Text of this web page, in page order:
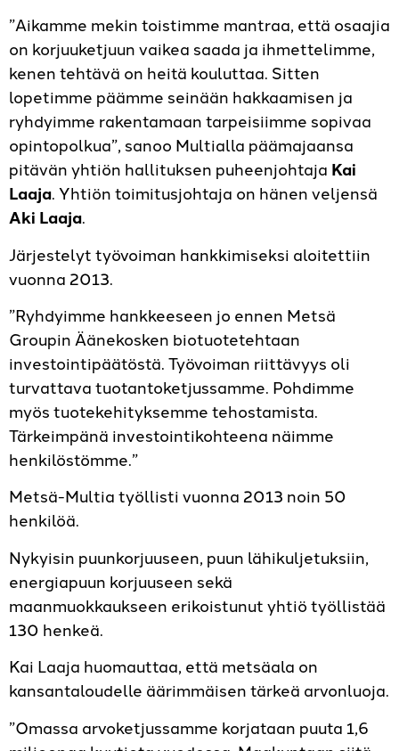
”Aikamme mekin toistimme mantraa, että osaajia
on korjuuketjuun vaikea saada ja ihmettelimme,
kenen tehtävä on heitä kouluttaa. Sitten
lopetimme päämme seinään hakkaamisen ja
ryhdyimme rakentamaan tarpeisiimme sopivaa
opintopolkua”, sanoo Multialla päämajaansa
pitävän yhtiön hallituksen puheenjohtaja Kai
Laaja. Yhtiön toimitusjohtaja on hänen veljensä
Aki Laaja.
Järjestelyt työvoiman hankkimiseksi aloitettiin
vuonna 2013.
”Ryhdyimme hankkeeseen jo ennen Metsä
Groupin Äänekosken biotuotetehtaan
investointipäätöstä. Työvoiman riittävyys oli
turvattava tuotantoketjussamme. Pohdimme
myös tuotekehityksemme tehostamista.
Tärkeimpänä investointikohteena näimme
henkilöstömme.”
Metsä-Multia työllisti vuonna 2013 noin 50
henkilöä.
Nykyisin puunkorjuuseen, puun lähikuljetuksiin,
energiapuun korjuuseen sekä
maanmuokkaukseen erikoistunut yhtiö työllistää
130 henkeä.
Kai Laaja huomauttaa, että metsäala on
kansantaloudelle äärimmäisen tärkeä arvonluoja.
”Omassa arvoketjussamme korjataan puuta 1,6